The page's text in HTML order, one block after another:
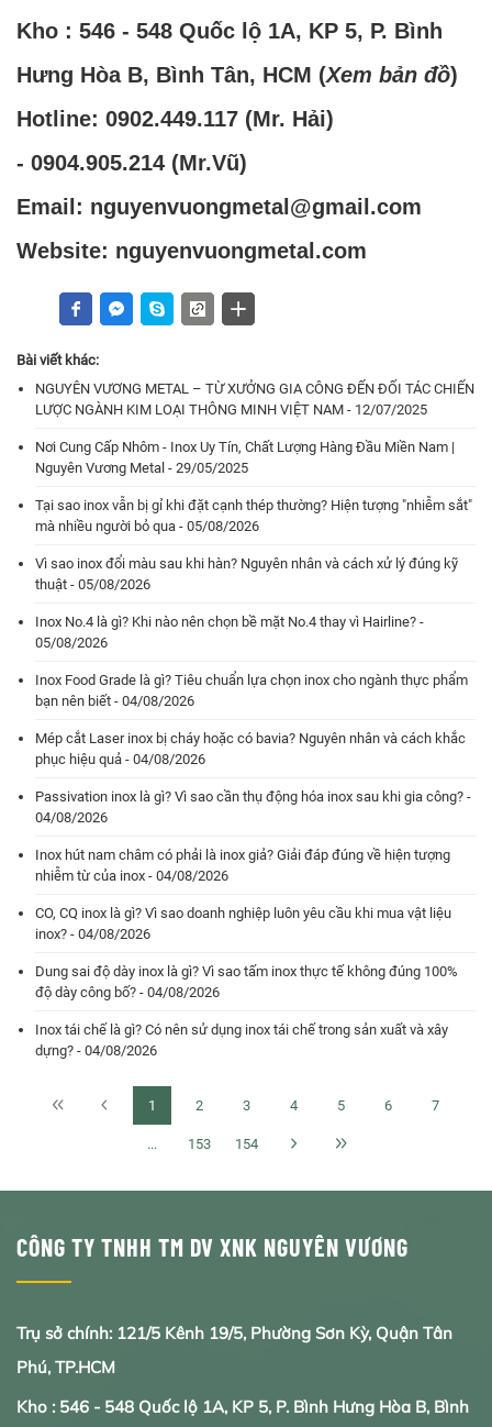
Kho : 546 - 548 Quốc lộ 1A, KP 5, P. Bình
Hưng Hòa B, Bình Tân, HCM (Xem bản đồ)
Hotline: 0902.449.117 (Mr. Hải)
- 0904.905.214 (Mr.Vũ)
Email: nguyenvuongmetal@gmail.com
Website: nguyenvuongmetal.com
Bài viết khác:
NGUYÊN VƯƠNG METAL – TỪ XƯỞNG GIA CÔNG ĐẾN ĐỐI TÁC CHIẾN
LƯỢC NGÀNH KIM LOẠI THÔNG MINH VIỆT NAM - 12/07/2025
Nơi Cung Cấp Nhôm - Inox Uy Tín, Chất Lượng Hàng Đầu Miền Nam |
Nguyên Vương Metal - 29/05/2025
Tại sao inox vẫn bị gỉ khi đặt cạnh thép thường? Hiện tượng "nhiễm sắt"
mà nhiều người bỏ qua - 05/08/2026
Vì sao inox đổi màu sau khi hàn? Nguyên nhân và cách xử lý đúng kỹ
thuật - 05/08/2026
Inox No.4 là gì? Khi nào nên chọn bề mặt No.4 thay vì Hairline? -
05/08/2026
Inox Food Grade là gì? Tiêu chuẩn lựa chọn inox cho ngành thực phẩm
bạn nên biết - 04/08/2026
Mép cắt Laser inox bị cháy hoặc có bavia? Nguyên nhân và cách khắc
phục hiệu quả - 04/08/2026
Passivation inox là gì? Vì sao cần thụ động hóa inox sau khi gia công? -
04/08/2026
Inox hút nam châm có phải là inox giả? Giải đáp đúng về hiện tượng
nhiễm từ của inox - 04/08/2026
CO, CQ inox là gì? Vì sao doanh nghiệp luôn yêu cầu khi mua vật liệu
inox? - 04/08/2026
Dung sai độ dày inox là gì? Vì sao tấm inox thực tế không đúng 100%
độ dày công bố? - 04/08/2026
Inox tái chế là gì? Có nên sử dụng inox tái chế trong sản xuất và xây
dựng? - 04/08/2026
1 2 3 4 5 6 7
... 153 154
CÔNG TY TNHH TM DV XNK NGUYÊN VƯƠNG
Trụ sở chính: 121/5 Kênh 19/5, Phường Sơn Kỳ, Quận Tân
Phú, TP.HCM
Kho : 546 - 548 Quốc lộ 1A, KP 5, P. Bình Hưng Hòa B, Bình